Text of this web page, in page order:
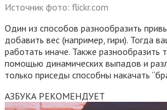
Источник фото: flickr.com
Один из способов разнообразить
добавить вес (например, гири). Тогда
работать иначе. Также разнообразить
помощью динамических выпадов и
только приседы способны накачать
АЗБУКА РЕКОМЕНДУЕТ